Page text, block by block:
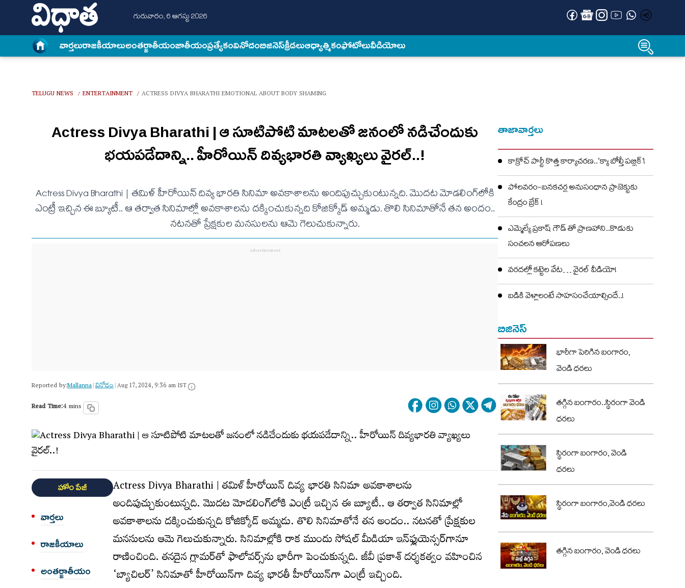
గురువారం, 6 ఆగస్టు 2026
వార్త‌లురాజకీయాలుఅంత‌ర్జాతీయంజాతీయంప్రత్యేకంవినోదంబిజినెస్క్రీడలుఆధ్యాత్మికంఫోటోలువీడియోలు
TELUGU NEWS / ENTERTAINMENT / ACTRESS DIVYA BHARATHI EMOTIONAL ABOUT BODY SHAMING
Actress Divya Bharathi | ఆ సూటిపోటి మాటలతో జనంలో నడిచేందుకు
భయపడేదాన్ని.. హీరోయిన్‌ దివ్యభారతి వ్యాఖ్యలు వైరల్‌..!
Actress Divya Bharathi | తమిళ్‌ హీరోయిన్‌ దివ్య భారతి సినిమా అవకాశాలను అందిపుచ్చుకుంటున్నది. మొదట మోడలింగ్‌లోకి
ఎంట్రీ ఇచ్చిన ఈ బ్యూటీ.. ఆ తర్వాత సినిమాల్లో అవకాశాలను దక్కించుకున్నది కోజిక్కోడ్‌ అమ్మడు. తొలి సినిమాతోనే తన అందం..
నటనతో ప్రేక్షకుల మనసులను ఆమె గెలుచుకున్నారు.
Reported by:Mallanna|వినోదం|Aug 17, 2024, 9:36 am IST
Read Time:4 mins
హోం పేజీ
వార్త‌లు
రాజకీయాలు
అంత‌ర్జాతీయం
Actress Divya Bharathi | తమిళ్‌ హీరోయిన్‌ దివ్య భారతి సినిమా అవకాశాలను
అందిపుచ్చుకుంటున్నది. మొదట మోడలింగ్‌లోకి ఎంట్రీ ఇచ్చిన ఈ బ్యూటీ.. ఆ తర్వాత సినిమాల్లో
అవకాశాలను దక్కించుకున్నది కోజిక్కోడ్‌ అమ్మడు. తొలి సినిమాతోనే తన అందం.. నటనతో ప్రేక్షకుల
మనసులను ఆమె గెలుచుకున్నారు. సినిమాల్లోకి రాక ముందు సోషల్ మీడియా ఇన్‌ఫ్లుయెన్సర్‌గానూ
రాణించింది. తనదైన గ్లామర్‌తో ఫాలోవర్స్‌ను భారీగా పెంచుకున్నది. జీవీ ప్రకాశ్‌ దర్శకత్వం వహించిన
‘బ్యాచిలర్‌’ సినిమాతో హీరోయిన్‌గా దివ్య భారతీ హీరోయిన్‌గా ఎంట్రీ ఇచ్చింది.
తాజావార్తలు
కాక్రోచ్ పార్టీ కొత్త కార్యాచరణ..‘క్యా బోల్తీ పబ్లిక్’!
పోలవరం-బనకచర్ల అనుసంధాన ప్రాజెక్టుకు
కేంద్రం బ్రేక్ !
ఎమ్మెల్యే ప్రకాష్ గౌడ్ తో ప్రాణహాని..కొడుకు
సంచలన ఆరోపణలు
వరదల్లో కట్టెల వేట… వైరల్ వీడియో!
బడికి వెళ్లాలంటే సాహసంచేయాల్సిందే..!
బిజినెస్
భారీగా పెరిగిన బంగారం,
వెండి ధరలు
తగ్గిన బంగారం..స్థిరంగా వెండి
ధరలు
స్థిరంగా బంగారం, వెండి
ధరలు
స్థిరంగా బంగారం,వెండి ధరలు
తగ్గిన బంగారం, వెండి ధరలు